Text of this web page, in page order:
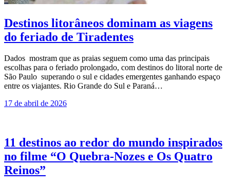
Destinos litorâneos dominam as viagens
do feriado de Tiradentes
Dados mostram que as praias seguem como uma das principais
escolhas para o feriado prolongado, com destinos do litoral norte de
São Paulo superando o sul e cidades emergentes ganhando espaço
entre os viajantes. Rio Grande do Sul e Paraná…
17 de abril de 2026
11 destinos ao redor do mundo inspirados
no filme “O Quebra-Nozes e Os Quatro
Reinos”